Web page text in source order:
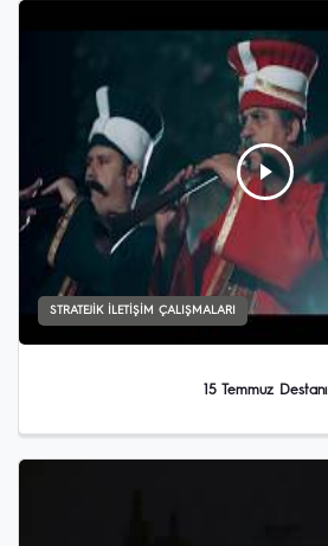
STRATEJIK İLETIŞIM ÇALIŞMALARI
15 Temmuz Destanı